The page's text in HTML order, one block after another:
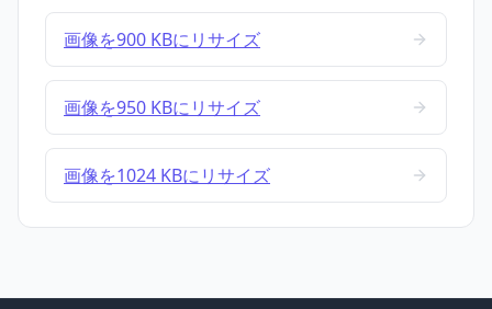
画像を900 KBにリサイズ
画像を950 KBにリサイズ
画像を1024 KBにリサイズ